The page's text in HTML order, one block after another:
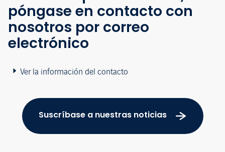
póngase en contacto con
nosotros por correo
electrónico
Ver la información del contacto
Suscríbase a nuestras noticias